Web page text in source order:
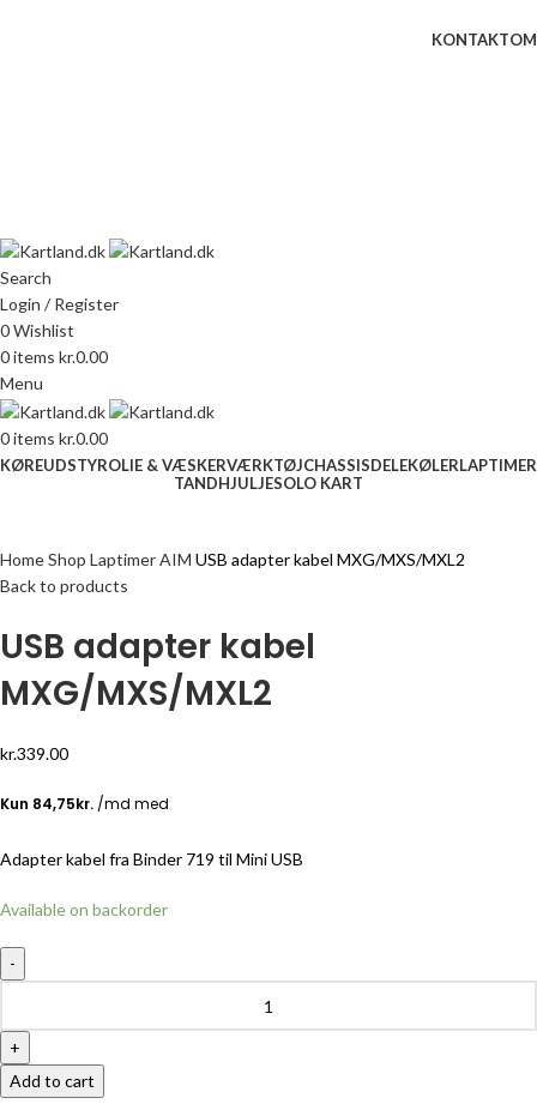
KONTAKTOM
Search
Login / Register
0Wishlist
0items kr.0.00
Menu
0items kr.0.00
KØREUDSTYROLIE & VÆSKERVÆRKTØJCHASSISDELEKØLERLAPTIMER
TANDHJULJESOLO KART
HomeShop LaptimerAIM USB adapter kabel MXG/MXS/MXL2
Back to products
USB adapter kabel
MXG/MXS/MXL2
kr.339.00
Adapter kabel fra Binder 719 til Mini USB
Available on backorder
kabel
MXG/MXS/MXL2
quantity
Add to cart